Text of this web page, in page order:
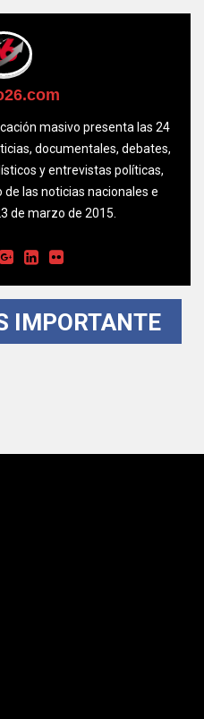
masivo presenta las 24
documentales, debates,
y entrevistas políticas,
las noticias nacionales e
de marzo de 2015.
IMPORTANTE